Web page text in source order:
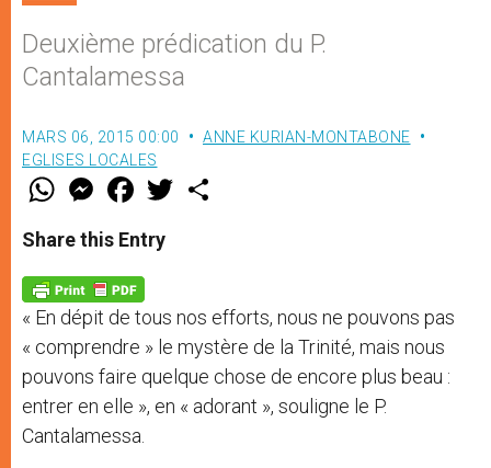
Deuxième prédication du P.
Cantalamessa
MARS 06, 2015 00:00
ANNE KURIAN-MONTABONE
EGLISES LOCALES
W
t
s
p
p
M
e
s
e
g
e
r
F
a
e
b
o
k
w
Share this Entry
« En dépit de tous nos efforts, nous ne pouvons pas
« comprendre » le mystère de la Trinité, mais nous
pouvons faire quelque chose de encore plus beau :
entrer en elle », en « adorant », souligne le P.
Cantalamessa.